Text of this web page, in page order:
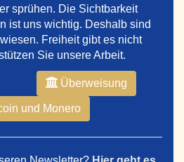
sprühen. Die Sichtbarkeit
ist uns wichtig. Deshalb sind
Freiheit gibt es nicht
Sie unsere Arbeit.
Überweisung
und Monero